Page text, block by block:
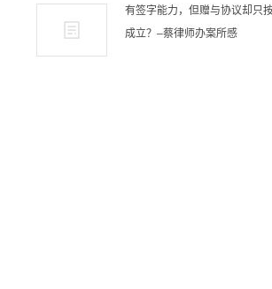
有签字能力，但赠与协议却只
成立？–蔡律师办案所感